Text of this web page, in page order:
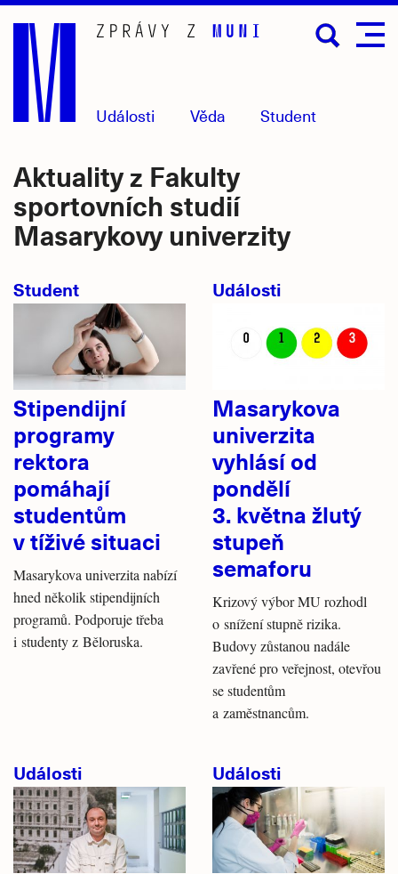
Přejít
hlavní
obsah
Události Věda Student
Aktuality z Fakulty
sportovních studií
Masarykovy univerzity
Student
Stipendijní
programy
rektora
pomáhají
studentům
v tíživé situaci
Masarykova univerzita nabízí
hned několik stipendijních
programů. Podporuje třeba
i studenty z Běloruska.
Události
Masarykova
univerzita
vyhlásí od
pondělí
3. května žlutý
stupeň
semaforu
Krizový výbor MU rozhodl
o snížení stupně rizika.
Budovy zůstanou nadále
zavřené pro veřejnost, otevřou
se studentům
a zaměstnancům.
Události Události